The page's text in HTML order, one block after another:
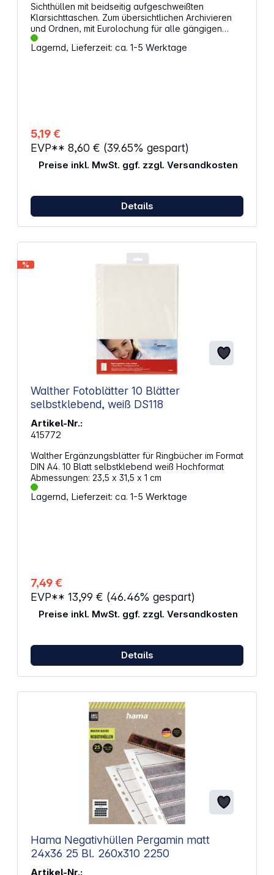
Sichthüllen mit beidseitig aufgeschweißten
Klarsichttaschen. Zum übersichtlichen Archivieren
und Ordnen, mit Eurolochung für alle gängigen
Ordner und Ringbücher. Aus fotofreundlicher,
absolut weichmacherfreier Polypropylen-Folie.
Lagernd, Lieferzeit: ca. 1-5 Werktage
5,19 €
EVP** 8,60 € (39.65% gespart)
Preise inkl. MwSt. ggf. zzgl. Versandkosten
Details
%
Walther Fotoblätter 10 Blätter
selbstklebend, weiß DS118
Artikel-Nr.:
415772
Walther Ergänzungsblätter für Ringbücher im Format
DIN A4. 10 Blatt selbstklebend weiß Hochformat
Abmessungen: 23,5 x 31,5 x 1 cm
Lagernd, Lieferzeit: ca. 1-5 Werktage
7,49 €
EVP** 13,99 € (46.46% gespart)
Preise inkl. MwSt. ggf. zzgl. Versandkosten
Details
Hama Negativhüllen Pergamin matt
24x36 25 Bl. 260x310 2250
Artikel-Nr.: